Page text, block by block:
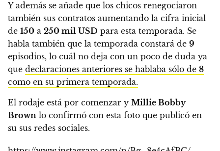
Y además se añade que los chicos renegociaron
también sus contratos aumentando la cifra inicial
de 150 a 250 mil USD para esta temporada. Se
habla también que la temporada constará de 9
episodios, lo cuál no deja con un poco de duda ya
que declaraciones anteriores se hablaba sólo de 8
como en su primera temporada.
El rodaje está por comenzar y Millie Bobby
Brown lo confirmó con esta foto que publicó en
su sus redes sociales.